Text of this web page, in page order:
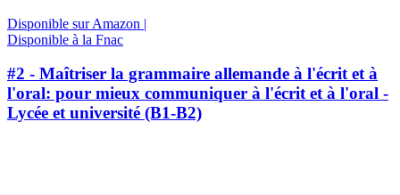
Disponible sur Amazon |
Disponible à la Fnac
#2 - Maîtriser la grammaire allemande à l'écrit et à
l'oral: pour mieux communiquer à l'écrit et à l'oral -
Lycée et université (B1-B2)